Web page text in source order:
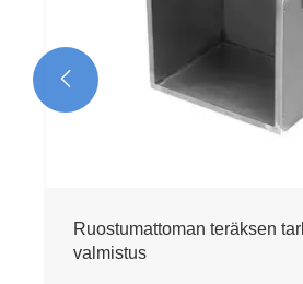
Ruostumattoman teräksen
valmistus
